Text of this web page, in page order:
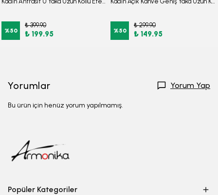
%50
₺ 399.90
₺ 199.95 %50
₺ 299.90
₺ 149.95
Yorumlar Yorum Yap
Bu ürün için henüz yorum yapılmamış.
Popüler Kategoriler